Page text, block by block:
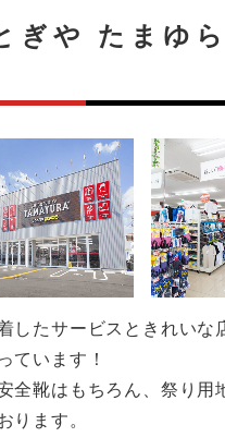
ぎや たまゆ
したサービスときれいな
ています！
全靴はもちろん、祭り用
ります。